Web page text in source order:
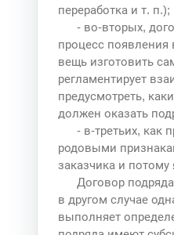
переработка и т. п.);
- во-вторых,
процесс появления
вещь изготовить
регламентирует
предусмотреть,
должен оказать
- в-третьих, как
родовыми
заказчика и
Договор
в другом случае
выполняет